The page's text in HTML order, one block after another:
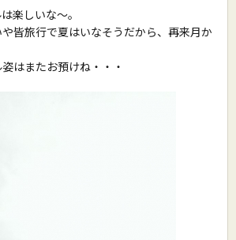
楽しいな〜。
皆旅行で夏はいなそうだから、再来月か
はまたお預けね・・・